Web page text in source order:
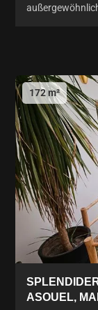
172 m²
ASOUEL,